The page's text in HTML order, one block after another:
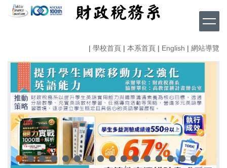
到
容
| 學校首頁 | 本系首頁 | English | 網站導覽